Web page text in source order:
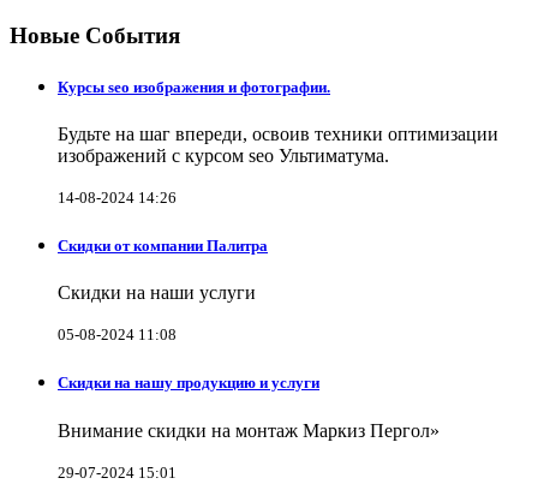
Новые События
Курсы seo изображения и фотографии.
Будьте на шаг впереди, освоив техники оптимизации
изображений с курсом seo Ультиматума.
14-08-2024 14:26
Скидки от компании Палитра
Скидки на наши услуги
05-08-2024 11:08
Скидки на нашу продукцию и услуги
Внимание скидки на монтаж Маркиз Пергол»
29-07-2024 15:01